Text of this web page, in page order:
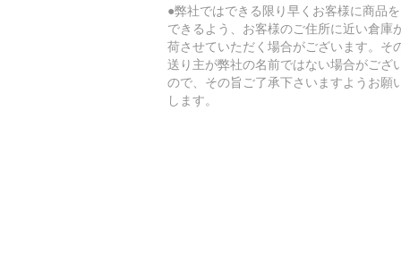
●弊社ではできる限り早くお客様に商品
できるよう、お客様のご住所に近い倉庫
荷させていただく場合がございます。そ
送り主が弊社の名前ではない場合がござ
ので、その旨ご了承下さいますようお願
します。